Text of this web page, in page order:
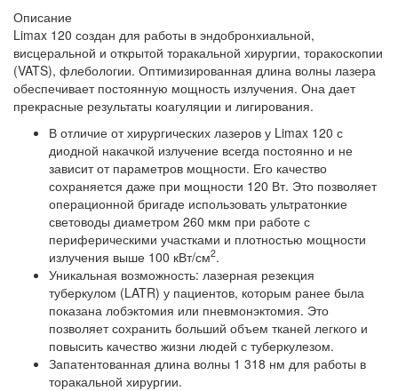
Описание
Limax 120 создан для работы в эндобронхиальной,
висцеральной и открытой торакальной хирургии, торакоскопии
(VATS), флебологии. Оптимизированная длина волны лазера
обеспечивает постоянную мощность излучения. Она дает
прекрасные результаты коагуляции и лигирования.
В отличие от хирургических лазеров у Limax 120 с
диодной накачкой излучение всегда постоянно и не
зависит от параметров мощности. Его качество
сохраняется даже при мощности 120 Вт. Это позволяет
операционной бригаде использовать ультратонкие
световоды диаметром 260 мкм при работе с
периферическими участками и плотностью мощности
излучения выше 100 кВт/см2.
Уникальная возможность: лазерная резекция
туберкулом (LATR) у пациентов, которым ранее была
показана лобэктомия или пневмонэктомия. Это
позволяет сохранить больший объем тканей легкого и
повысить качество жизни людей с туберкулезом.
Запатентованная длина волны 1 318 нм для работы в
торакальной хирургии.